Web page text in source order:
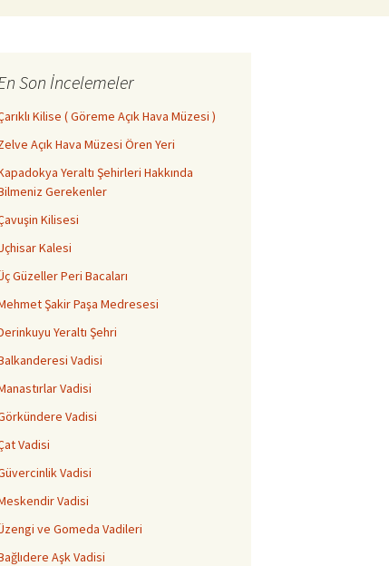
Son İncelemeler
Kilise ( Göreme Açık Hava Müzesi )
Açık Hava Müzesi Ören Yeri
Yeraltı Şehirleri Hakkında
Gerekenler
Kilisesi
Kalesi
Güzeller Peri Bacaları
Şakir Paşa Medresesi
Yeraltı Şehri
Vadisi
Vadisi
Vadisi
Vadisi
Vadisi
Vadisi
ve Gomeda Vadileri
Aşk Vadisi